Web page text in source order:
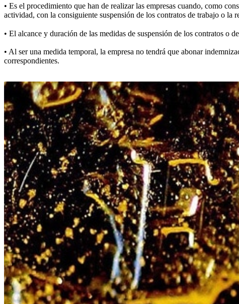
• Es el procedimiento que han de realizar las empresas cuando, como
actividad, con la consiguiente suspensión de los contratos de trabajo o la
• El alcance y duración de las medidas de suspensión de los contratos o
• Al ser una medida temporal, la empresa no tendrá que abonar
correspondientes.